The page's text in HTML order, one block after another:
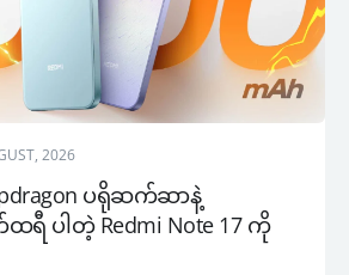
2026
ပရိုဆက်ဆာနဲ့
ရီ ပါတဲ့ Redmi Note 17 ကို